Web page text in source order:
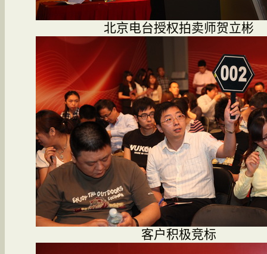
北京电台授权拍卖师贺立彬
客户积极竞标